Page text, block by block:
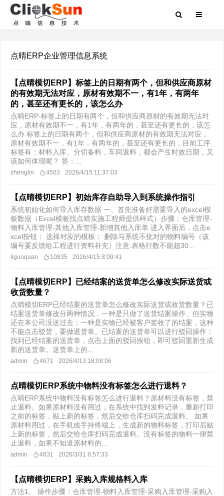
点晴ERP企业管理信息系统
【点晴模切ERP】标签上的日期有两个，但和供应商原材
的有效期无法对应，原材有效期不一，有1年，有两年
的，甚至还有更长的，该怎么办
点晴ERP-标签上的日期有两个，但和供应商原材的有效期无法对
应，原材有效期不一，有1年，有两年的，甚至还有更长的，该怎
么办 标签上的日期有两个，但和供应商原材的有效期无法对应，
原材有效期不一，有1年，有两年的，甚至还有更长的，目前工序
标签有；材料入库、分切备料，车间退料，都会产生时效日期，又
该如何体现呢？ 答：...
zhenglin 4503 2026/4/15 11:37:03
【点晴模切ERP】初始库存自助导入到系统操作指引
系统初始化如何导入库存数据 一、首先准备好需要导入的excel模
板数据（Excel模板找点晴实施工程师提供样式）步骤：仓库管理-
物料入库管理-其他入库管理-新增其他入库单 进入界面后，点击e
xcel按钮： 选择对应的模板： 删除与系统不批对的物料编号（该
编号要反馈给工程进行资料补充）注意:表格行数不能超30...
liguoquan 10835 2026/4/15 8:09:41
【点晴模切ERP】已经结案的送货单怎么修改实际送货或
收货数量？
点晴模切ERP已经结案的送货单怎么修改实际送货或收货数量？已
结案送货单修改分两种情况，一种是只做了送货结案操作、但实物
还在本公司没送过去；一种是实物已经被客户签收了的结案，这种
不能点击驳货，要做退货单。​已结案的送货单可以进行驳回操作：
找到已经结案的送货单，点击上面的驳回按钮，即可驳回重新生成
新的送货单。送货单上的...
admin 4671 2026/4/13 18:08:06
点晴模切ERP系统中物料没有标签怎么进行退料？
点晴ERP系统中物料没有标签怎么进行退料？原材料没有标签，禁
止退料。如果原材料没有用过，在系统中找到发料记录，重新打印
之前的标签，贴上新的标签，然后交给仓库扫码完成退料。 如果
原材料用过，在手机或手持终端上，生成新的物料标签，打印后贴
上新的标签，然后交给仓库扫码完成退料。没有标签的物料一律禁
止退料，如果不知道原材料的...
admin 4831 2026/3/31 8:57:33
【点晴模切ERP】采购入库规格料入库
方法1、 操作步骤：仓库管理-物料入库管理-采购入库管理-采购入